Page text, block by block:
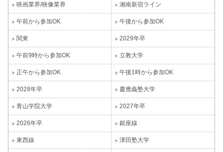
映画業界/映像業界 湘南新宿ライン
午前から参加OK 午後から参加OK
関東 2029年卒
午前9時から参加OK 立教大学
正午から参加OK 午後1時から参加OK
2028年卒 慶應義塾大学
青山学院大学 2027年卒
2026年卒 銀座線
東西線 津田塾大学